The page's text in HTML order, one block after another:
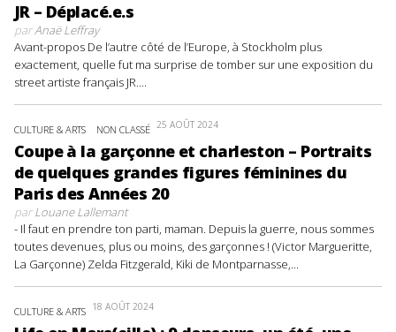
JR – Déplacé.e.s
parAnaë Leffray
Avant-propos De l’autre côté de l’Europe, à Stockholm plus
exactement, quelle fut ma surprise de tomber sur une exposition du
street artiste français JR....
CULTURE & ARTS NON CLASSÉ 25 AOÛT 2024
Coupe à la garçonne et charleston – Portraits
de quelques grandes figures féminines du
Paris des Années 20
parLouane Lallemant
- Il faut en prendre ton parti, maman. Depuis la guerre, nous sommes
toutes devenues, plus ou moins, des garçonnes ! (Victor Margueritte,
La Garçonne) Zelda Fitzgerald, Kiki de Montparnasse,...
CULTURE & ARTS 18 AOÛT 2024